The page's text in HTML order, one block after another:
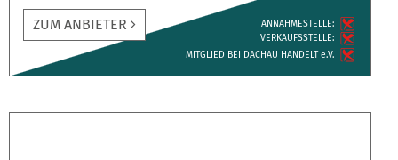
ZUM ANBIETER
ANNAH­MESTELLE:
VERKAUFS­STELLE:
MITGLIED BEI DACHAU HANDELT e.V.